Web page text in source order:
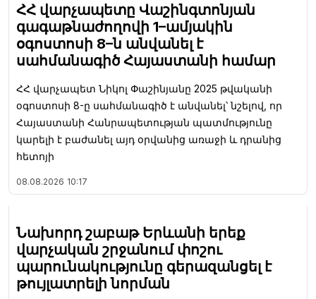
ՀՀ վարչապետը Վաշինգտոնյան
գագաթնաժողովի 1–ամյակին
օգոստոսի 8–ն անվանել է
սահմանագիծ Հայաստանի համար
ՀՀ վարչապետ Նիկոլ Փաշինյանը 2025 թվականի
օգոստոսի 8-ը սահմանագիծ է անվանել՝ նշելով, որ
Հայաստանի Հանրապետության պատմությունը
կարելի է բաժանել այդ օրվանից առաջի և դրանից
հետոյի
08.08.2026 10:17
Նախորդ շաբաթ Երևանի երեք
վարչական շրջանում փոշու
պարունակությունը գերազանցել է
թույլատրելի նորման